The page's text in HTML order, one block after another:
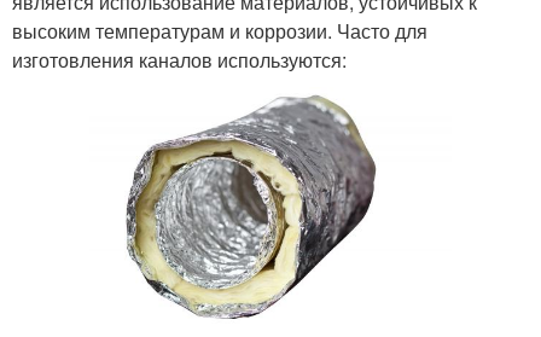
высоким температурам и коррозии. Часто для
изготовления каналов используются: